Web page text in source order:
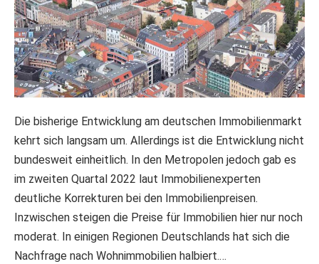
Die bisherige Entwicklung am deutschen Immobilienmarkt
kehrt sich langsam um. Allerdings ist die Entwicklung nicht
bundesweit einheitlich. In den Metropolen jedoch gab es
im zweiten Quartal 2022 laut Immobilienexperten
deutliche Korrekturen bei den Immobilienpreisen.
Inzwischen steigen die Preise für Immobilien hier nur noch
moderat. In einigen Regionen Deutschlands hat sich die
Nachfrage nach Wohnimmobilien halbiert.…